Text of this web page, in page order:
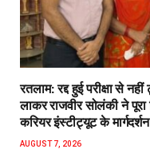
रतलाम: रद्द हुई परीक्षा से
लाकर राजवीर सोलंकी ने
करियर इंस्टीट्यूट के
AUGUST 7, 2026